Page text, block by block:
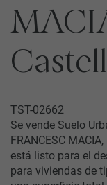
TST-02662
Se vende Suelo
FRANCESC
está listo para el
para viviendas de